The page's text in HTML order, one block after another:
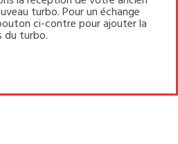
turbo. Pour un échange
ci-contre pour ajouter la
du turbo.